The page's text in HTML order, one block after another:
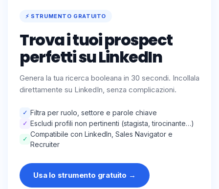
⚡ STRUMENTO GRATUITO
Trova i tuoi prospect
perfetti su LinkedIn
Genera la tua ricerca booleana in 30 secondi. Incollala
direttamente su LinkedIn, senza complicazioni.
✓ Filtra per ruolo, settore e parole chiave
✓ Escludi profili non pertinenti (stagista, tirocinante…)
✓
Compatibile con LinkedIn, Sales Navigator e
Recruiter
Usa lo strumento gratuito →